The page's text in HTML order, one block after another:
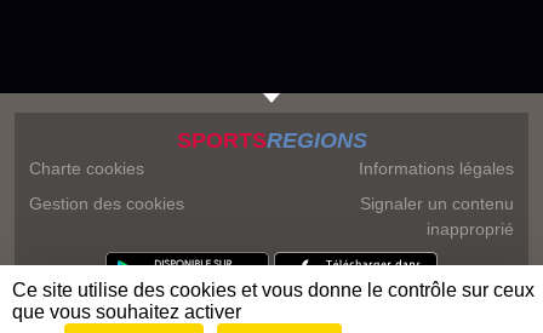
SPORTSREGIONS
Charte cookies
Gestion des cookies
Informations légales
Signaler un contenu
inapproprié
Ce site utilise des cookies et vous donne le contrôle sur ceux
que vous souhaitez activer